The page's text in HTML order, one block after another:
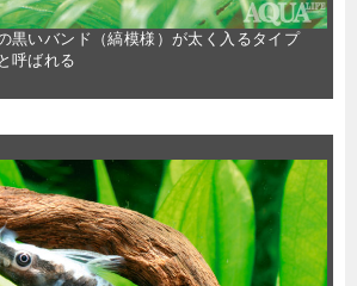
黒いバンド（縞模様）が太く入るタイプ
呼ばれる